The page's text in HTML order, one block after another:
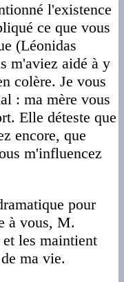
l'existence
ce que vous
(Léonidas
m'aviez aidé à y
colère. Je vous
: ma mère vous
Elle déteste que
encore, que
m'influencez
pour
à vous, M.
les maintient
ma vie.